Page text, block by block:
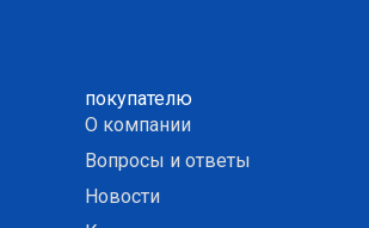
покупателю
О компании
Вопросы и ответы
Новости